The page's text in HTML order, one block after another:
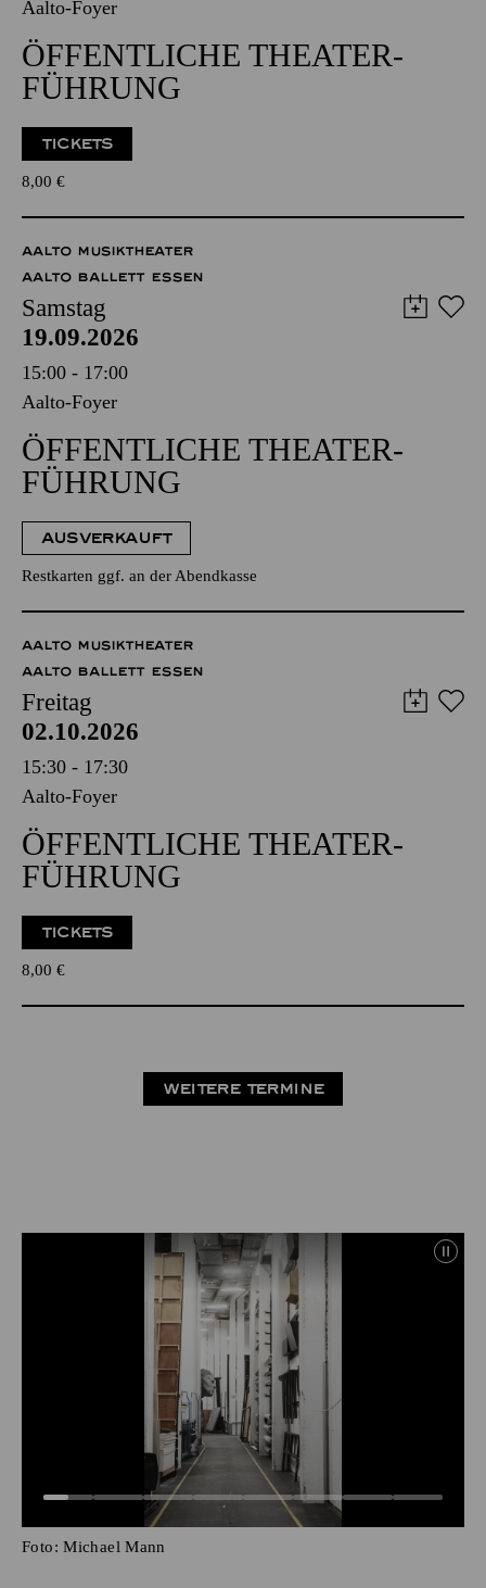
Aalto-Foyer
ÖFFENTLICHE THEATER­
FÜHRUNG
TICKETS
8,00 €
AALTO MUSIKTHEATER
AALTO BALLETT ESSEN
Samstag
19.09.2026
15:00 - 17:00
Aalto-Foyer
ÖFFENTLICHE THEATER­
FÜHRUNG
AUSVERKAUFT
Restkarten ggf. an der Abendkasse
AALTO MUSIKTHEATER
AALTO BALLETT ESSEN
Freitag
02.10.2026
15:30 - 17:30
Aalto-Foyer
ÖFFENTLICHE THEATER­
FÜHRUNG
TICKETS
8,00 €
WEITERE TERMINE
Foto: Michael Mann